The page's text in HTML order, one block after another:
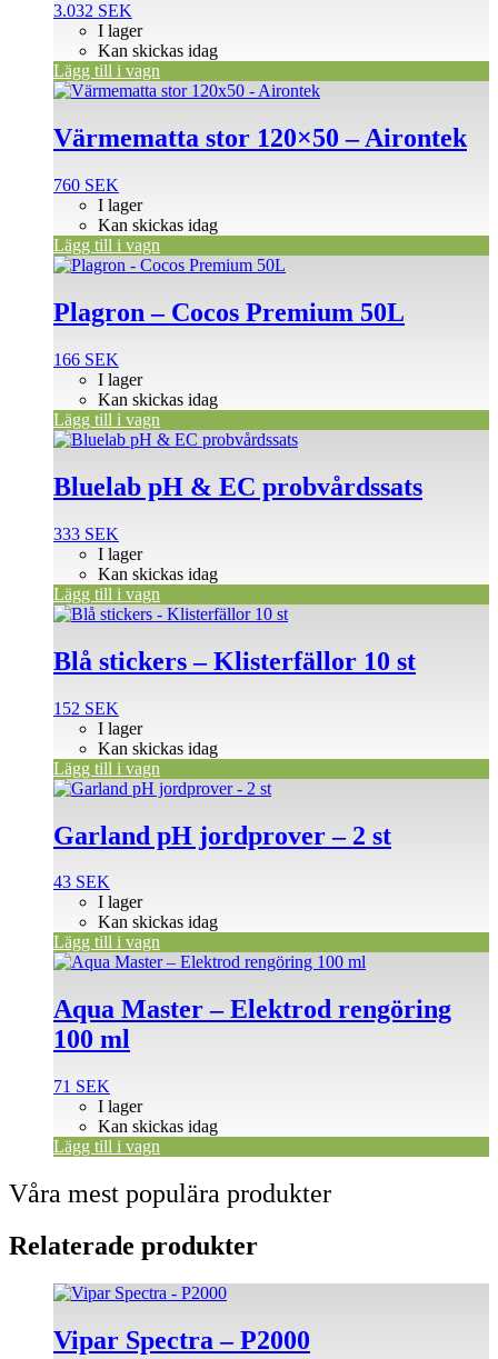
3.032 SEK
I lager
Kan skickas idag
Lägg till i vagn
Värmematta stor 120×50 – Airontek
760 SEK
I lager
Kan skickas idag
Lägg till i vagn
Plagron – Cocos Premium 50L
166 SEK
I lager
Kan skickas idag
Lägg till i vagn
Bluelab pH & EC probvårdssats
333 SEK
I lager
Kan skickas idag
Lägg till i vagn
Blå stickers – Klisterfällor 10 st
152 SEK
I lager
Kan skickas idag
Lägg till i vagn
Garland pH jordprover – 2 st
43 SEK
I lager
Kan skickas idag
Lägg till i vagn
Aqua Master – Elektrod rengöring
100 ml
71 SEK
I lager
Kan skickas idag
Lägg till i vagn
Våra mest populära produkter
Relaterade produkter
Vipar Spectra – P2000